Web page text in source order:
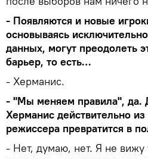
- Появляются и новые
основываясь
данных, могут преодолеть
барьер, то есть…
- Херманис.
- "Мы меняем правила", да.
Херманис действительно из
режиссера превратится в
- Нет, думаю, нет. Я не вижу